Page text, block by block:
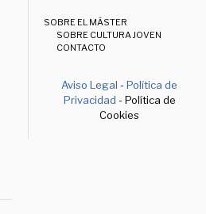
SOBRE EL MÁSTER
SOBRE CULTURA JOVEN
CONTACTO
Aviso Legal -Política de
Privacidad - Política de
Cookies